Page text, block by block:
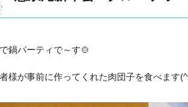
鍋パーティで～す🍲
様が事前に作ってくれた肉団子を食べます